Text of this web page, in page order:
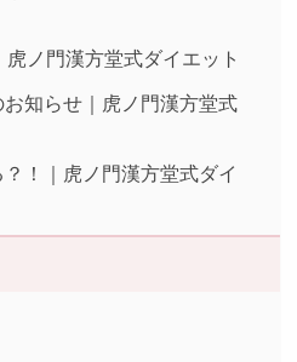
ノ門漢方堂式ダイエット
知らせ｜虎ノ門漢方堂式
！｜虎ノ門漢方堂式ダイ